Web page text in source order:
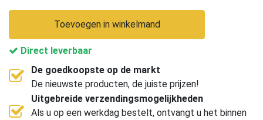
Toevoegen in winkelmand
Direct leverbaar
De goedkoopste op de markt
De nieuwste producten, de juiste prijzen!
Uitgebreide verzendingsmogelijkheden
Als u op een werkdag bestelt, ontvangt u het binnen